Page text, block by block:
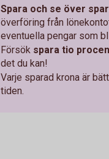
Spara och se över
överföring från
eventuella pengar som
Försök spara tio
det du kan!
Varje sparad krona är
tiden.